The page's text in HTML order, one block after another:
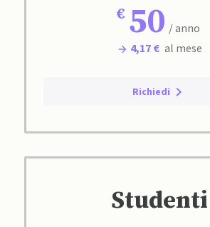
50 / anno
4,17 € al mese
Richiedi
Studenti